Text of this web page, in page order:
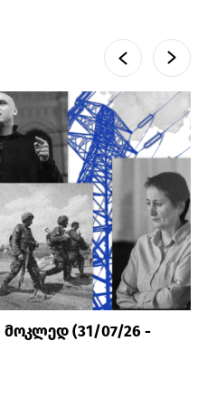
მოკლედ (31/07/26 -